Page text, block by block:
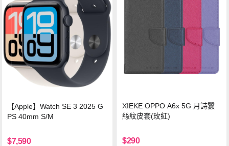
【Apple】Watch SE 3 2025 G
PS 40mm S/M
$7,590
XIEKE OPPO A6x 5G 月詩蠶
絲紋皮套(玫紅)
$290